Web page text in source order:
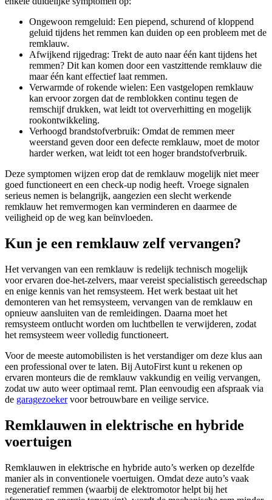
Ongewoon remgeluid: Een piepend, schurend of kloppend
geluid tijdens het remmen kan duiden op een probleem met de
remklauw.
Afwijkend rijgedrag: Trekt de auto naar één kant tijdens het
remmen? Dit kan komen door een vastzittende remklauw die
maar één kant effectief laat remmen.
Verwarmde of rokende wielen: Een vastgelopen remklauw
kan ervoor zorgen dat de remblokken continu tegen de
remschijf drukken, wat leidt tot oververhitting en mogelijk
rookontwikkeling.
Verhoogd brandstofverbruik: Omdat de remmen meer
weerstand geven door een defecte remklauw, moet de motor
harder werken, wat leidt tot een hoger brandstofverbruik.
Deze symptomen wijzen erop dat de remklauw mogelijk niet meer
goed functioneert en een check-up nodig heeft. Vroege signalen
serieus nemen is belangrijk, aangezien een slecht werkende
remklauw het remvermogen kan verminderen en daarmee de
veiligheid op de weg kan beïnvloeden.
Kun je een remklauw zelf vervangen?
Het vervangen van een remklauw is redelijk technisch mogelijk
voor ervaren doe-het-zelvers, maar vereist specialistisch gereedschap
en enige kennis van het remsysteem. Het werk bestaat uit het
demonteren van het remsysteem, vervangen van de remklauw en
opnieuw aansluiten van de remleidingen. Daarna moet het
remsysteem ontlucht worden om luchtbellen te verwijderen, zodat
het remsysteem weer volledig functioneert.
Voor de meeste automobilisten is het verstandiger om deze klus aan
een professional over te laten. Bij AutoFirst kunt u rekenen op
ervaren monteurs die de remklauw vakkundig en veilig vervangen,
zodat uw auto weer optimaal remt. Plan eenvoudig een afspraak via
de garagezoekervoor betrouwbare en veilige service.
Remklauwen in elektrische en hybride
voertuigen
Remklauwen in elektrische en hybride auto’s werken op dezelfde
manier als in conventionele voertuigen. Omdat deze auto’s vaak
regeneratief remmen (waarbij de elektromotor helpt bij het